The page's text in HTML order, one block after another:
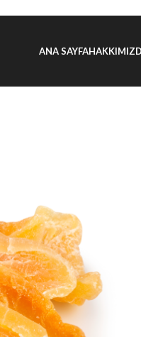
ANA SAYFA